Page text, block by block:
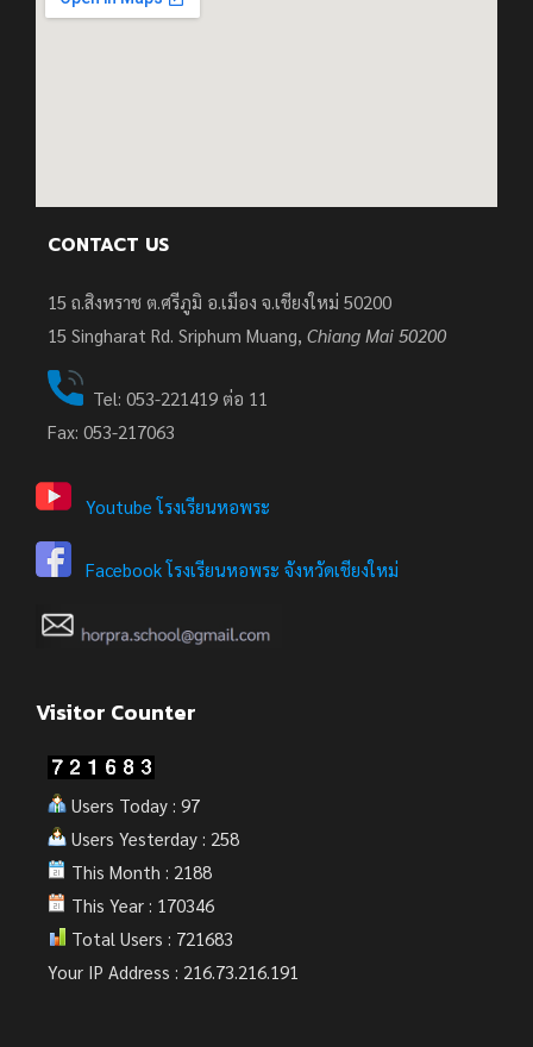
CONTACT US
15 ถ.สิงหราช ต.ศรีภูมิ อ.เมือง จ.เชียงใหม่ 50200
15 Singharat Rd. Sriphum Muang, Chiang Mai 50200
Tel: 053-221419 ต่อ 11
Fax: 053-217063
Youtube โรงเรียนหอพระ
Facebook โรงเรียนหอพระ จังหวัดเชียงใหม่
Visitor Counter
Users Today : 97
Users Yesterday : 258
This Month : 2188
This Year : 170346
Total Users : 721683
Your IP Address : 216.73.216.191